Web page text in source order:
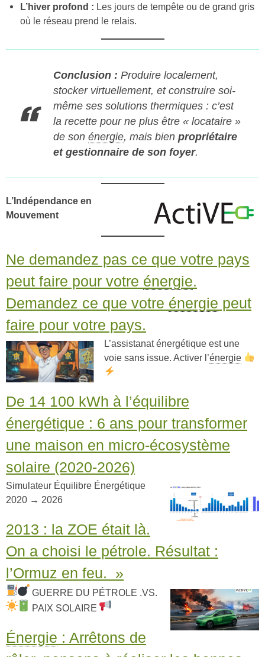
L’hiver profond : Les jours de tempête ou de grand gris
où le réseau prend le relais.
Conclusion : Produire localement,
stocker virtuellement, et construire soi-
même ses solutions thermiques : c’est
la recette pour ne plus être « locataire »
de son énergie, mais bien propriétaire
et gestionnaire de son foyer.
L’Indépendance en
Mouvement
Ne demandez pas ce que votre pays
peut faire pour votre énergie.
Demandez ce que votre énergie peut
faire pour votre pays.
L’assistanat énergétique est une
voie sans issue. Activer l’énergie
De 14 100 kWh à l’équilibre
énergétique : 6 ans pour transformer
une maison en micro-écosystème
solaire (2020-2026)
Simulateur Équilibre Énergétique
2020 → 2026
2013 : la ZOE était là.
On a choisi le pétrole. Résultat :
l’Ormuz en feu. »
GUERRE DU PÉTROLE .VS.
PAIX SOLAIRE
Énergie : Arrêtons de